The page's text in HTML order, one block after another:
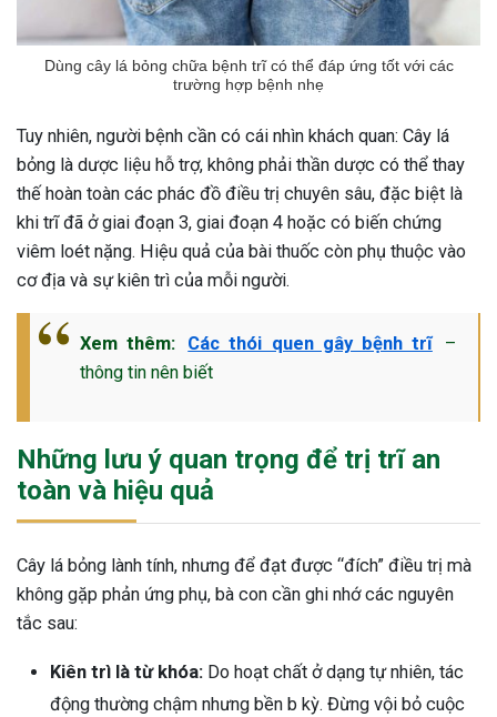
Dùng cây lá bỏng chữa bệnh trĩ có thể đáp ứng tốt với các
trường hợp bệnh nhẹ
Tuy nhiên, người bệnh cần có cái nhìn khách quan: Cây lá
bỏng là dược liệu hỗ trợ, không phải thần dược có thể thay
thế hoàn toàn các phác đồ điều trị chuyên sâu, đặc biệt là
khi trĩ đã ở giai đoạn 3, giai đoạn 4 hoặc có biến chứng
viêm loét nặng. Hiệu quả của bài thuốc còn phụ thuộc vào
cơ địa và sự kiên trì của mỗi người.
Xem thêm: Các thói quen gây bệnh trĩ
–
thông tin nên biết
Những lưu ý quan trọng để trị trĩ an
toàn và hiệu quả
Cây lá bỏng lành tính, nhưng để đạt được “đích” điều trị mà
không gặp phản ứng phụ, bà con cần ghi nhớ các nguyên
tắc sau:
Kiên trì là từ khóa: Do hoạt chất ở dạng tự nhiên, tác
động thường chậm nhưng bền b kỳ. Đừng vội bỏ cuộc